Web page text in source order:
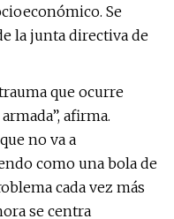
Se
la junta directiva de
que ocurre
afirma.
no va a
como una bola de
cada vez más
se centra